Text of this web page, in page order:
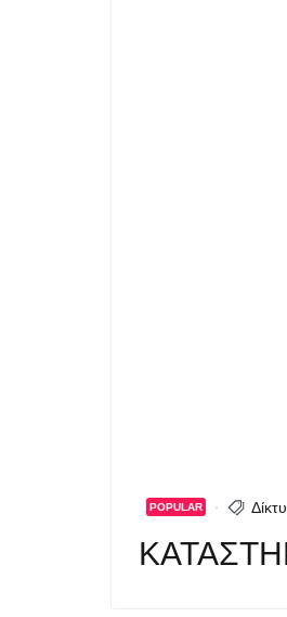
POPULAR